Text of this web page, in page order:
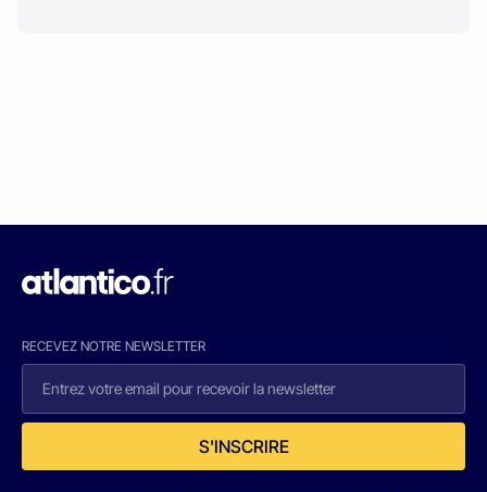
RECEVEZ NOTRE NEWSLETTER
S'INSCRIRE